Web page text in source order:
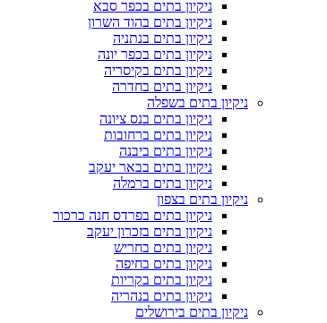
ניקיון בתים בכפר סבא
ניקיון בתים בהוד השרון
ניקיון בתים בנתניה
ניקיון בתים בכפר יונה
ניקיון בתים בקיסריה
ניקיון בתים בחדרה
ניקיון בתים בשפלה
ניקיון בתים בנס ציונה
ניקיון בתים ברחובות
ניקיון בתים ביבנה
ניקיון בתים בבאר יעקב
ניקיון בתים ברמלה
ניקיון בתים בצפון
ניקיון בתים בפרדס חנה כרכור
ניקיון בתים בזכרון יעקב
ניקיון בתים בחריש
ניקיון בתים בחיפה
ניקיון בתים בקריות
ניקיון בתים בנהריה
ניקיון בתים בירושלים